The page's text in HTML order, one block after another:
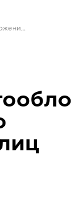
LIGA ZAKON приглашает на вебинар: "Налогообложение временно перемещенных лиц (вынужденных мигрантов)"